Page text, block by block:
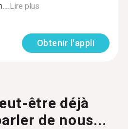
Lire plus
Obtenir l'appli
être déjà
de nous...